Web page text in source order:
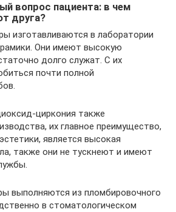
вопрос пациента: в чем
друга?
изготавливаются в лаборатории
Они имеют высокую
долго служат. С их
почти полной
циркония также
их главное преимущество,
является высокая
также они не тускнеют и имеют
выполняются из пломбировочного
в стоматологическом